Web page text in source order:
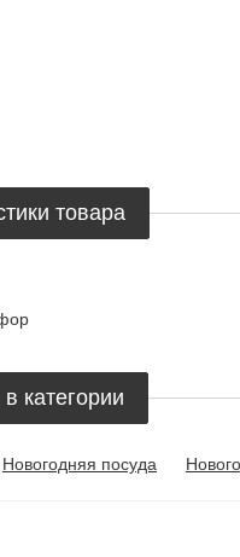
товара
категории
Новогодняя посуда